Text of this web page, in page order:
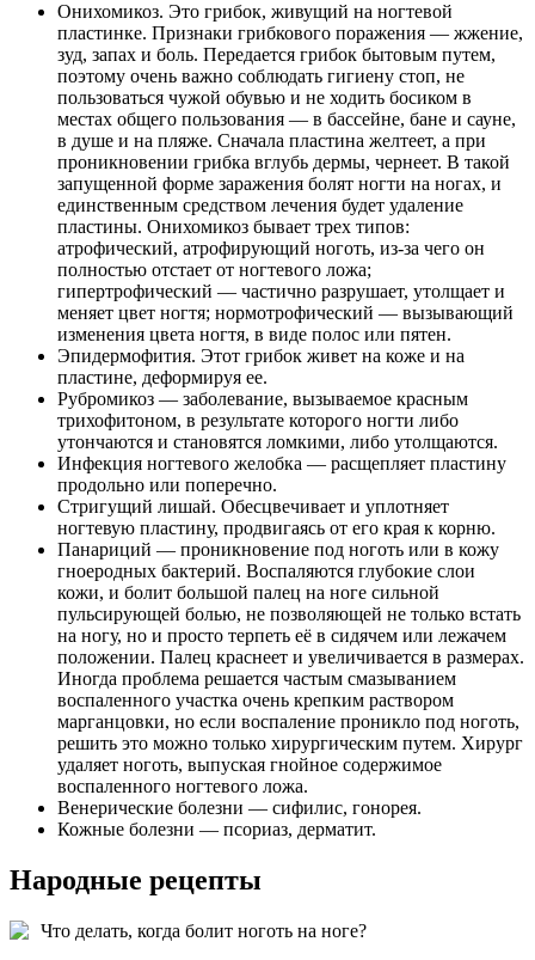
Онихомикоз. Это грибок, живущий на ногтевой
пластинке. Признаки грибкового поражения — жжение,
зуд, запах и боль. Передается грибок бытовым путем,
поэтому очень важно соблюдать гигиену стоп, не
пользоваться чужой обувью и не ходить босиком в
местах общего пользования — в бассейне, бане и сауне,
в душе и на пляже. Сначала пластина желтеет, а при
проникновении грибка вглубь дермы, чернеет. В такой
запущенной форме заражения болят ногти на ногах, и
единственным средством лечения будет удаление
пластины. Онихомикоз бывает трех типов:
атрофический, атрофирующий ноготь, из-за чего он
полностью отстает от ногтевого ложа;
гипертрофический — частично разрушает, утолщает и
меняет цвет ногтя; нормотрофический — вызывающий
изменения цвета ногтя, в виде полос или пятен.
Эпидермофития. Этот грибок живет на коже и на
пластине, деформируя ее.
Рубромикоз — заболевание, вызываемое красным
трихофитоном, в результате которого ногти либо
утончаются и становятся ломкими, либо утолщаются.
Инфекция ногтевого желобка — расщепляет пластину
продольно или поперечно.
Стригущий лишай. Обесцвечивает и уплотняет
ногтевую пластину, продвигаясь от его края к корню.
Панариций — проникновение под ноготь или в кожу
гноеродных бактерий. Воспаляются глубокие слои
кожи, и болит большой палец на ноге сильной
пульсирующей болью, не позволяющей не только встать
на ногу, но и просто терпеть её в сидячем или лежачем
положении. Палец краснеет и увеличивается в размерах.
Иногда проблема решается частым смазыванием
воспаленного участка очень крепким раствором
марганцовки, но если воспаление проникло под ноготь,
решить это можно только хирургическим путем. Хирург
удаляет ноготь, выпуская гнойное содержимое
воспаленного ногтевого ложа.
Венерические болезни — сифилис, гонорея.
Кожные болезни — псориаз, дерматит.
Народные рецепты
Что делать, когда болит ноготь на ноге?